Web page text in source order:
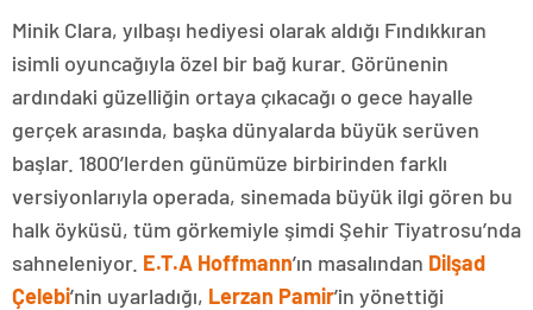
Minik Clara, yılbaşı hediyesi olarak aldığı Fındıkkıran
isimli oyuncağıyla özel bir bağ kurar. Görünenin
ardındaki güzelliğin ortaya çıkacağı o gece hayalle
gerçek arasında, başka dünyalarda büyük serüven
başlar. 1800’lerden günümüze birbirinden farklı
versiyonlarıyla operada, sinemada büyük ilgi gören bu
halk öyküsü, tüm görkemiyle şimdi Şehir Tiyatrosu’nda
sahneleniyor. E.T.A Hoffmann’ın masalından Dilşad
Çelebi’nin uyarladığı, Lerzan Pamir’in yönettiği